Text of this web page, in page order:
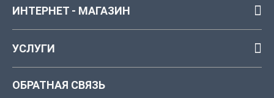
ИНТЕРНЕТ - МАГАЗИН
УСЛУГИ
ОБРАТНАЯ СВЯЗЬ